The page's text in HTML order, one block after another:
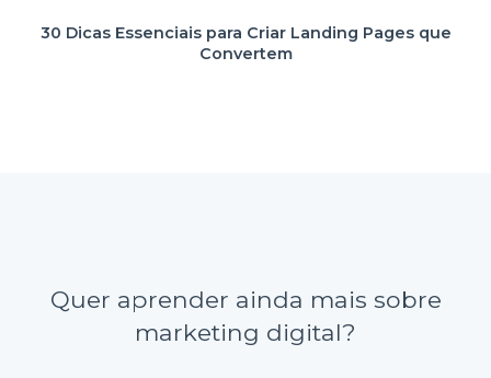
30 Dicas Essenciais para Criar Landing Pages que
Convertem
Quer aprender ainda mais sobre
marketing digital?